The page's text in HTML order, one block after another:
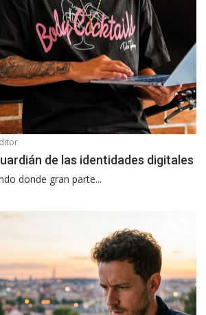
de las identidades digitales
donde gran parte...